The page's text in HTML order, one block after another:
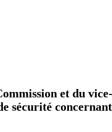
et du
sécurité